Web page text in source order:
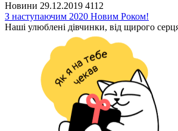
Новини 29.12.2019 4112
З наступаючим 2020 Новим Роком!
Наші улюблені дівчинки, від щирого